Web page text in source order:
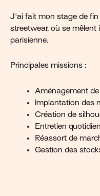
J'ai fait mon stage de
streetwear, où se
parisienne.
Principales missions :
Aménagement de
Implantation des
Création de
Entretien
Réassort de
Gestion des